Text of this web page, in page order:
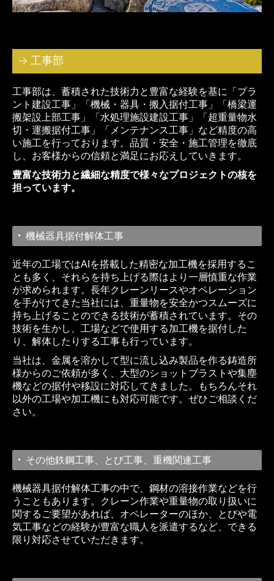
工事部
工事部は、蓄積された技術力と豊富な経験を基に「プラ
ント建設工事」「機械・器具・搬入据付工事」「橋梁運
搬架設上部工事」「水処理施設建設工事」「超重量物水
切・運搬据付工事」「メンテナンス工事」など精度の高
い施工を行っております。品質・安全・施工管理を徹底
し、お客様からの信頼と満足にお応えしていきます。
豊富な技術力と繊細な精度で様々なプロジェクトの核を
担っています。
機械器具据付解体工事
近年の工場ではAIを搭載した精密な加工機を採用するこ
とも多く、それらを持ち上げる際はより一層慎重な作業
が求められます。長年クレーンリースやオペレーション
を手がけてきた当社には、重量物を安全かつスムーズに
持ち上げることのできる技術が蓄積されています。その
技術を生かし、工場などで使用する加工機を据付した
り、解体したりする工事も行っています。
当社は、金属を溶かして型に流し込み製品を作る鋳造所
様からのご依頼が多く、大型のショットブラストや集塵
機などの据付や移設に対応してきました。もちろんそれ
以外の工場や加工機にも対応可能です。ぜひご相談くだ
さい。
その他鉄鋼工事、とび工事、重機関連工事
機械器具据付解体工事の中で、鋼材の溶接作業などを行
うこともあります。クレーン作業や重量物の取り扱いに
関するご要望があれば、オペレーターのほか、とびや電
気工事などの経験が豊富な職人を派遣するなど、できる
限り対応させていただきます。